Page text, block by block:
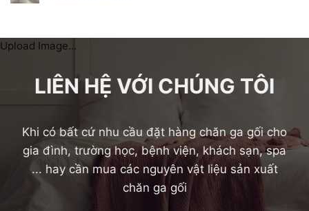
LIÊN HỆ VỚI CHÚNG TÔI
Khi có bất cứ nhu cầu đặt hàng chăn ga gối cho
gia đình, trường học, bệnh viện, khách sạn, spa
... hay cần mua các nguyên vật liệu sản xuất
chăn ga gối
Upload Image...